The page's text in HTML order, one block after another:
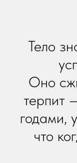
Тело
Оно
терпит
годами,
что